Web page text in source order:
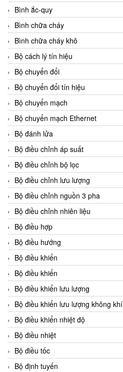
Bình ắc-quy
Bình chữa cháy
Bình chữa cháy khô
Bộ cách lý tín hiệu
Bộ chuyển đổi
Bộ chuyển đổi tín hiệu
Bộ chuyển mạch
Bộ chuyển mạch Ethernet
Bộ đánh lửa
Bộ điều chỉnh áp suất
Bộ điều chỉnh bộ lọc
Bộ điều chỉnh lưu lượng
Bộ điều chỉnh nguồn 3 pha
Bộ điều chỉnh nhiên liệu
Bộ điều hợp
Bộ điều hướng
Bộ điều khiển
Bộ điều khiển
Bộ điều khiển lưu lượng
Bộ điều khiển lưu lượng không khí
Bộ điều khiển nhiệt độ
Bộ điều nhiệt
Bộ điều tốc
Bộ định tuyến